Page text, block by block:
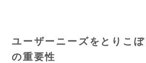
ユーザーニーズをとりこぼ
の重要性